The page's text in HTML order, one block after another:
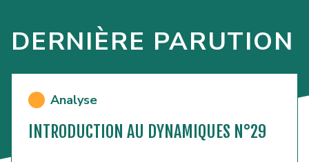
DERNIÈRE PARUTION
Analyse
INTRODUCTION AU DYNAMIQUES N°29